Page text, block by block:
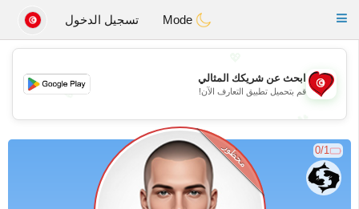
Tunisia Dating
Toggle
تسجيل الدخول
💖
💕
💕
ابحث عن شريكك المثالي
قم بتحميل تطبيق التعارف الآن!
0/1 محظور